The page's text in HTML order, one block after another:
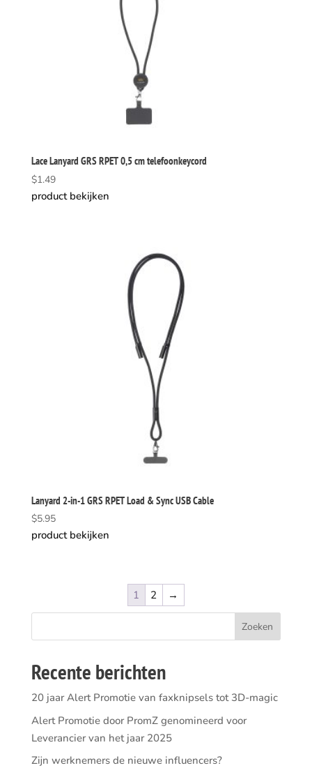
Lace Lanyard GRS RPET 0,5 cm telefoonkeycord
$1.49
product bekijken
Lanyard 2-in-1 GRS RPET Load & Sync USB Cable
$5.95
product bekijken
1 2 →
Recente berichten
20 jaar Alert Promotie van faxknipsels tot 3D-magic
Alert Promotie door PromZ genomineerd voor
Leverancier van het jaar 2025
Zijn werknemers de nieuwe influencers?